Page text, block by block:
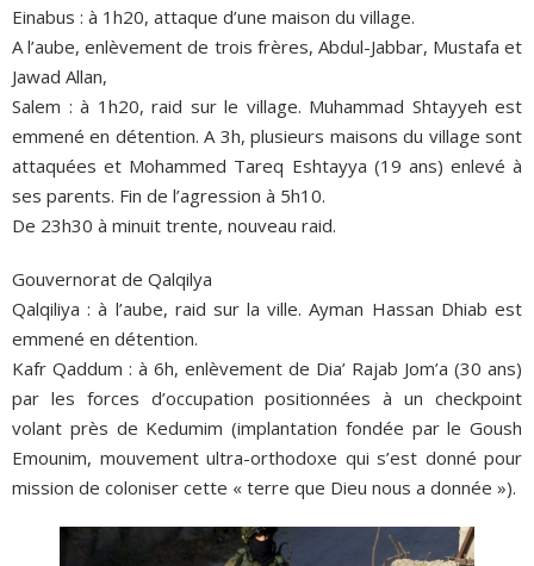
Einabus : à 1h20, attaque d’une maison du village.
A l’aube, enlèvement de trois frères, Abdul-Jabbar, Mustafa et
Jawad Allan,
Salem : à 1h20, raid sur le village. Muhammad Shtayyeh est
emmené en détention. A 3h, plusieurs maisons du village sont
attaquées et Mohammed Tareq Eshtayya (19 ans) enlevé à
ses parents. Fin de l’agression à 5h10.
De 23h30 à minuit trente, nouveau raid.
Gouvernorat de Qalqilya
Qalqiliya : à l’aube, raid sur la ville. Ayman Hassan Dhiab est
emmené en détention.
Kafr Qaddum : à 6h, enlèvement de Dia’ Rajab Jom’a (30 ans)
par les forces d’occupation positionnées à un checkpoint
volant près de Kedumim (implantation fondée par le Goush
Emounim, mouvement ultra-orthodoxe qui s’est donné pour
mission de coloniser cette « terre que Dieu nous a donnée »).